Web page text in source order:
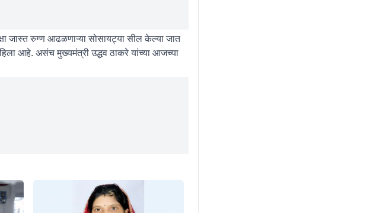
जास्त रुग्ण आढळणाऱ्या सोसायट्या सील केल्या जात
आहे. असंच मुख्यमंत्री उद्धव ठाकरे यांच्या आजच्या